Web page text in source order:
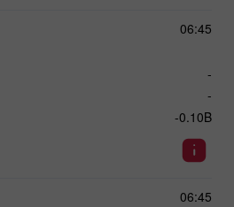
06:45
-
-
-0.10B
06:45